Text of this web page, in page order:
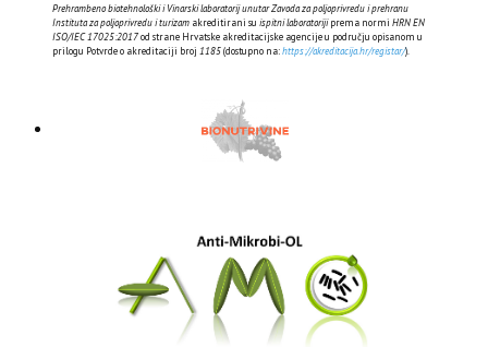
Prehrambeno biotehnološki i Vinarski laboratorij unutar Zavoda za poljoprivredu i prehranu
Instituta za poljoprivredu i turizam akreditirani su ispitni laboratorijiprema normi HRN EN
ISO/IEC 17025:2017od strane Hrvatske akreditacijske agencije u području opisanom u
prilogu Potvrde o akreditaciji broj 1185(dostupno na:https://akreditacija.hr/registar/).